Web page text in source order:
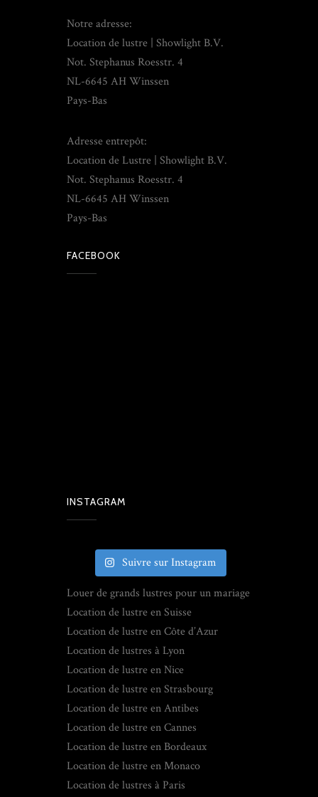
Notre adresse:
Location de lustre | Showlight B.V.
Not. Stephanus Roesstr. 4
NL-6645 AH Winssen
Pays-Bas
Adresse entrepôt:
Location de Lustre | Showlight B.V.
Not. Stephanus Roesstr. 4
NL-6645 AH Winssen
Pays-Bas
FACEBOOK
INSTAGRAM
Suivre sur Instagram
Louer de grands lustres pour un mariage
Location de lustre en Suisse
Location de lustre en Côte d’Azur
Location de lustres à Lyon
Location de lustre en Nice
Location de lustre en Strasbourg
Location de lustre en Antibes
Location de lustre en Cannes
Location de lustre en Bordeaux
Location de lustre en Monaco
Location de lustres à Paris